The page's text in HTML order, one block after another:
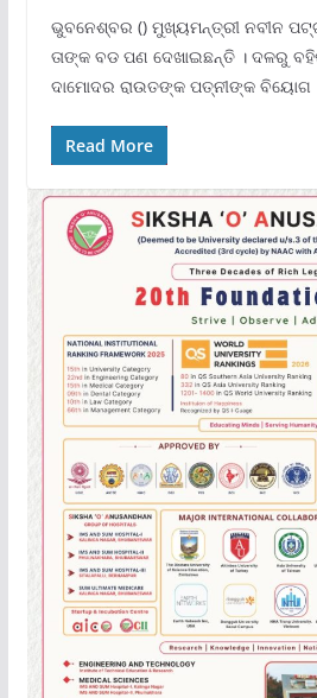
ଭୁବନେଶ୍ବର () ମୁଖ୍ୟମନ୍ତ୍ରୀ ନବୀନ
ତାଙ୍କ ବଡ ପଣ ଦେଖାଇଛନ୍ତି । ଦଳରୁ
ଦାମୋଦର ରାଉତଙ୍କ ପତ୍ନୀଙ୍କ ବିୟୋଗ
Read More